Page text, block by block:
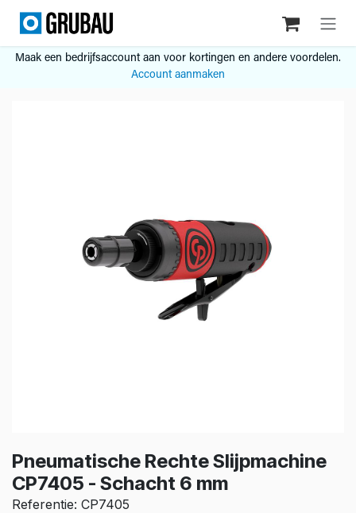
Overslaan naar inhoud
Maak een bedrijfsaccount aan voor kortingen en andere voordelen.
Account aanmaken
Pneumatische Rechte Slijpmachine
CP7405 - Schacht 6 mm
Referentie: CP7405